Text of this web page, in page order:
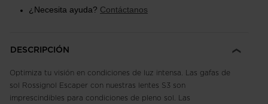
¿Necesita ayuda? Contáctanos
DESCRIPCIÓN
Optimiza tu visión en condiciones de luz intensa. Las gafas de
sol Rossignol Escaper con nuestras lentes S3 son
imprescindibles para condiciones de pleno sol. Las